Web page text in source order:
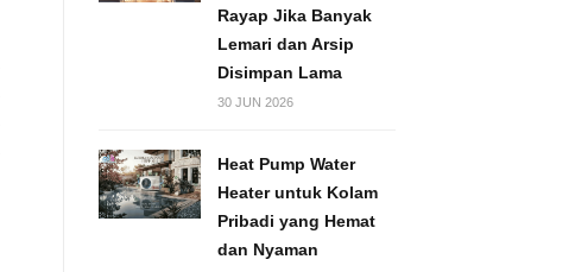
Rayap Jika Banyak
Lemari dan Arsip
Disimpan Lama
30 JUN 2026
Heat Pump Water
Heater untuk Kolam
Pribadi yang Hemat
dan Nyaman